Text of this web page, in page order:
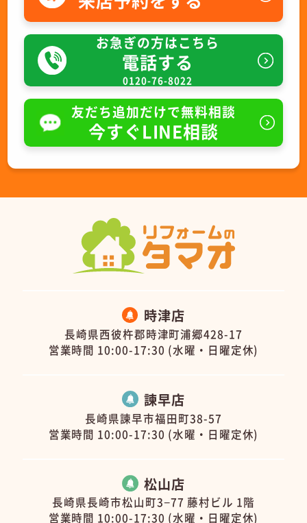
お急ぎの方はこちら
電話する
0120-76-8022
友だち追加だけで無料相談
今すぐLINE相談
時津店
長崎県西彼杵郡時津町浦郷428-17
営業時間 10:00-17:30 (水曜・日曜定休)
諫早店
長崎県諫早市福田町38-57
営業時間 10:00-17:30 (水曜・日曜定休)
松山店
長崎県長崎市松山町3−77 藤村ビル 1階
営業時間 10:00-17:30 (水曜・日曜定休)